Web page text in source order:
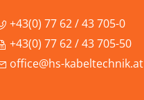
+43(0) 77 62 / 43 705-0
+43(0) 77 62 / 43 705-50
office@hs-kabeltechnik.at